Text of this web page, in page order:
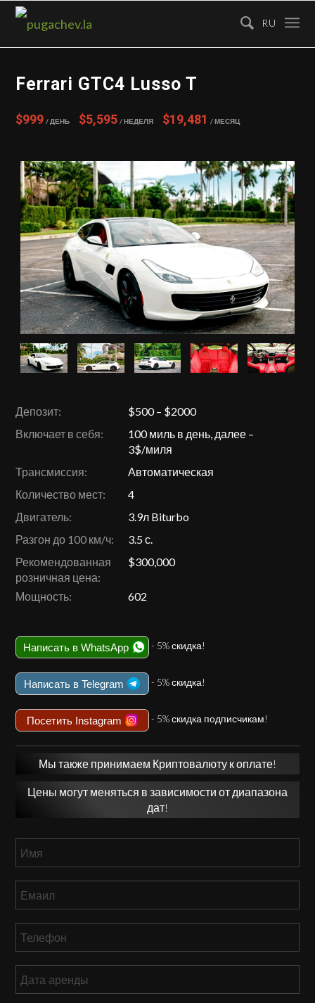
Ferrari GTC4 Lusso T
$999 / День $5,595 / Неделя $19,481 / Месяц
Депозит:
$500 – $2000
Включает в себя:
100 миль в день, далее –
3$/миля
Трансмиссия:
Автоматическая
Количество мест:
4
Двигатель:
3.9л Biturbo
Разгон до 100 км/ч:
3.5 с.
Рекомендованная
розничная цена:
$300,000
Мощность: 602
Написать в WhatsApp - 5% скидка!
Написать в Telegram - 5% скидка!
Посетить Instagram - 5% скидка подписчикам!
Мы также принимаем Криптовалюту к оплате!
Цены могут меняться в зависимости от диапазона
дат!
аренды
RU